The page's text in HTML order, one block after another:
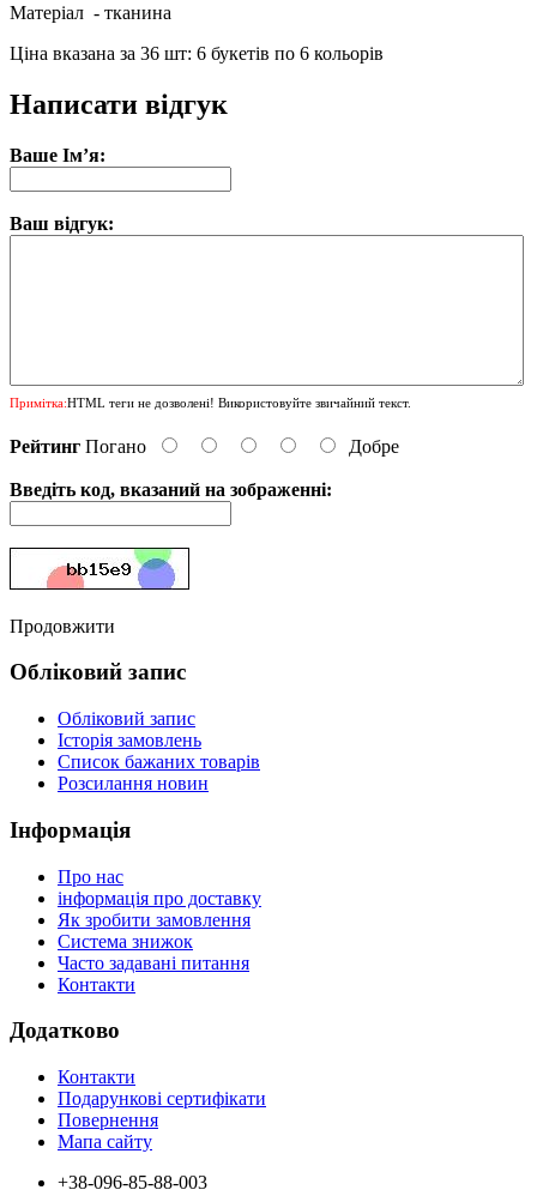
Матеріал - тканина
Ціна вказана за 36 шт: 6 букетів по 6 кольорів
Написати відгук
Ваше Ім’я:
Ваш відгук:
Примітка:HTML теги не дозволені! Використовуйте звичайний текст.
Рейтинг Погано Добре
Введіть код, вказаний на зображенні:
Продовжити
Обліковий запис
Обліковий запис
Історія замовлень
Список бажаних товарів
Розсилання новин
Інформація
Про нас
інформація про доставку
Як зробити замовлення
Система знижок
Часто задавані питання
Контакти
Додатково
Контакти
Подарункові сертифікати
Повернення
Мапа сайту
+38-096-85-88-003